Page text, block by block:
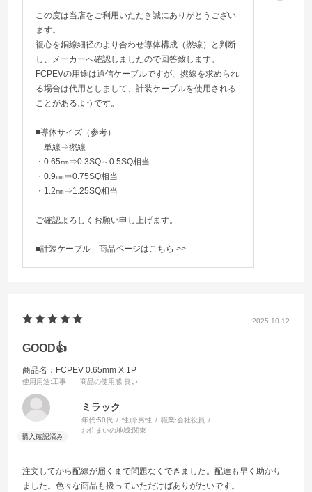
この度は当店をご利用いただき誠にありがとうござい
ます。
複心を銅線細径のより合わせ導体構成（撚線）と判断
し、メーカーへ確認しましたので回答致します。
FCPEVの用途は通信ケーブルですが、撚線を求められ
る場合は代用としまして、計装ケーブルを使用される
ことがあるようです。
■導体サイズ（参考）
単線⇒撚線
・0.65㎜⇒0.3SQ～0.5SQ相当
・0.9㎜⇒0.75SQ相当
・1.2㎜⇒1.25SQ相当
ご確認よろしくお願い申し上げます。
■計装ケーブル 商品ページはこちら >>
2025.10.12
GOOD👍
商品名： FCPEV 0.65mm X 1P
使用用途:工事 商品の使用感:良い
ミラック
年代:50代 性別:男性 職業:会社役員
お住まいの地域:関東
注文してから配線が届くまで問題なくできました。配達も早く助かり
ました。色々な商品も扱っていただけばありがたいです。